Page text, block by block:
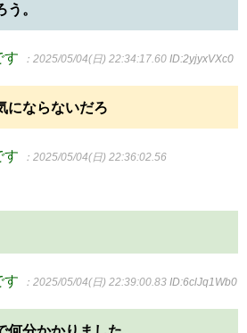
。
す ：2025/05/04(日) 22:34:17.60 ID:2yjyxVXc0
にならないだろ
す ：2025/05/04(日) 22:36:02.56
す ：2025/05/04(日) 22:39:00.83 ID:6clJq1Wb0
分かかりました。